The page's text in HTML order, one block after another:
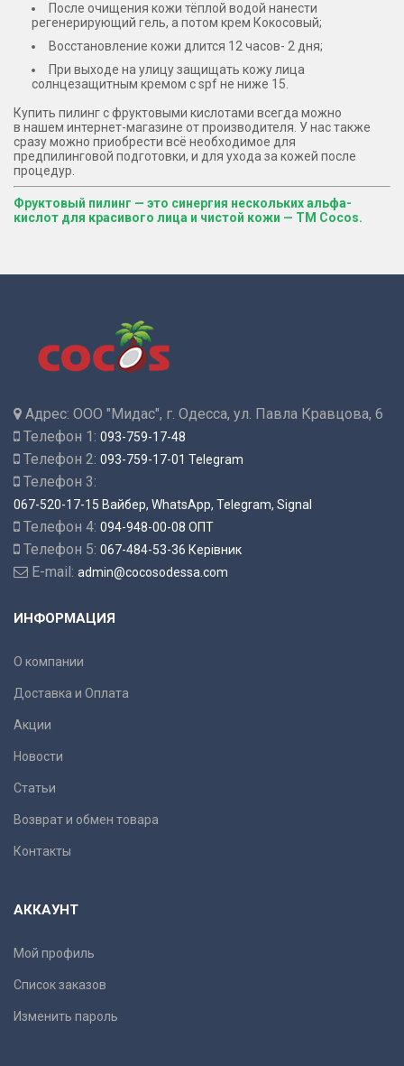
После очищения кожи тёплой водой нанести
регенерирующий гель, а потом крем Кокосовый;
Восстановление кожи длится 12 часов- 2 дня;
При выходе на улицу защищать кожу лица
солнцезащитным кремом с spf не ниже 15.
Купить пилинг с фруктовыми кислотами всегда можно
в нашем интернет-магазине от производителя. У нас также
сразу можно приобрести всё необходимое для
предпилинговой подготовки, и для ухода за кожей после
процедур.
Фруктовый пилинг — это синергия нескольких альфа-
кислот для красивого лица и чистой кожи — ТМ Cocos.
Адрес: ООО "Мидас", г. Одесса, ул. Павла Кравцова, 6
Телефон 1: 093-759-17-48
Телефон 2: 093-759-17-01 Telegram
Телефон 3:
067-520-17-15 Вайбер, WhatsApp, Telegram, Signal
Телефон 4: 094-948-00-08 ОПТ
Телефон 5: 067-484-53-36 Керівник
E-mail: admin@cocosodessa.com
ИНФОРМАЦИЯ
О компании
Доставка и Оплата
Акции
Новости
Статьи
Возврат и обмен товара
Контакты
АККАУНТ
Мой профиль
Список заказов
Изменить пароль